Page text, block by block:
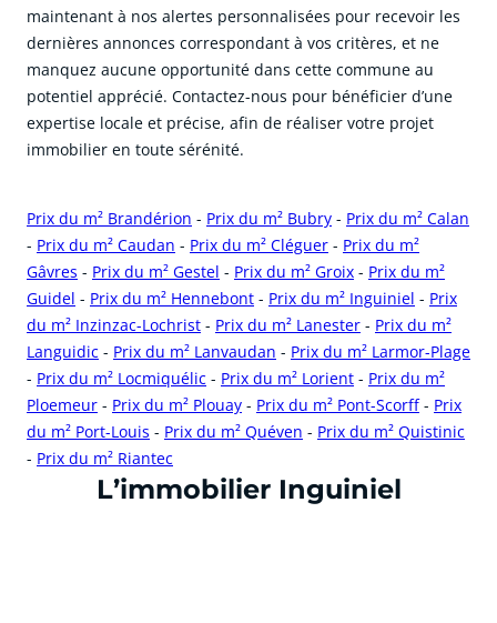
maintenant à nos alertes personnalisées pour recevoir les
dernières annonces correspondant à vos critères, et ne
manquez aucune opportunité dans cette commune au
potentiel apprécié. Contactez-nous pour bénéficier d’une
expertise locale et précise, afin de réaliser votre projet
immobilier en toute sérénité.
Prix du m² Brandérion - Prix du m² Bubry - Prix du m² Calan
- Prix du m² Caudan - Prix du m² Cléguer - Prix du m²
Gâvres - Prix du m² Gestel - Prix du m² Groix - Prix du m²
Guidel - Prix du m² Hennebont - Prix du m² Inguiniel - Prix
du m² Inzinzac-Lochrist - Prix du m² Lanester - Prix du m²
Languidic - Prix du m² Lanvaudan - Prix du m² Larmor-Plage
- Prix du m² Locmiquélic - Prix du m² Lorient - Prix du m²
Ploemeur - Prix du m² Plouay - Prix du m² Pont-Scorff- Prix
du m² Port-Louis - Prix du m² Quéven - Prix du m² Quistinic
- Prix du m² Riantec
cliquer pour afficher plus du text
L’immobilier Inguiniel